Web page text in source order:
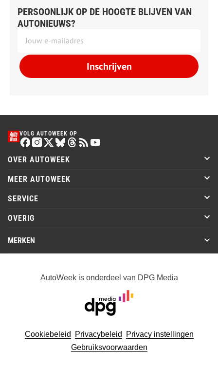
PERSOONLIJK OP DE HOOGTE BLIJVEN VAN
AUTONIEUWS?
Inschrijven
VOLG AUTOWEEK OP
OVER AUTOWEEK
MEER AUTOWEEK
SERVICE
OVERIG
MERKEN
AutoWeek is onderdeel van DPG Media
Cookiebeleid Privacybeleid
Privacy instellingen
Gebruiksvoorwaarden